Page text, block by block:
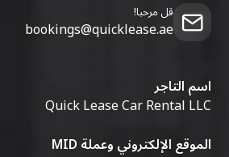
قل مرحبا!
bookings@quicklease.ae
اسم التاجر
Quick Lease Car Rental LLC
الموقع الإلكتروني وعملة MID